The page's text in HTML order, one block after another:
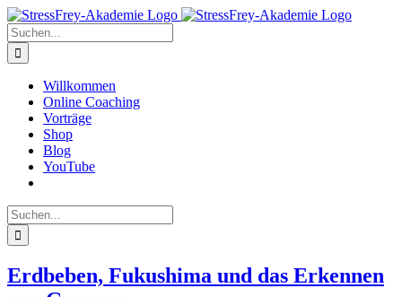
Zum
Inhalt
springen
Suche
nach:
Willkommen
Online Coaching
Vorträge
Shop
Blog
YouTube
Suche
nach:
Erdbeben, Fukushima und das Erkennen